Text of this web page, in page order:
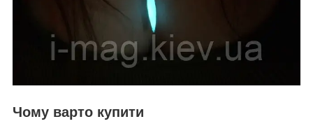
Чому варто купити